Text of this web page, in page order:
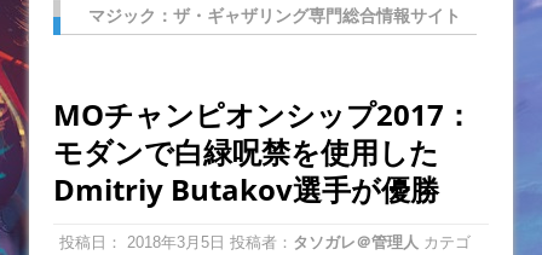
マジック：ザ・ギャザリング専門総合情報サイト
MOチャンピオンシップ2017：
モダンで白緑呪禁を使用した
Dmitriy Butakov選手が優勝
投稿日： 2018年3月5日 投稿者： タソガレ＠管理人 カテゴ